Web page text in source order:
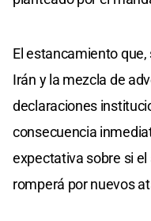
El estancamiento
Irán y la mezcla de
declaraciones
consecuencia
expectativa sobre si
romperá por nuevos